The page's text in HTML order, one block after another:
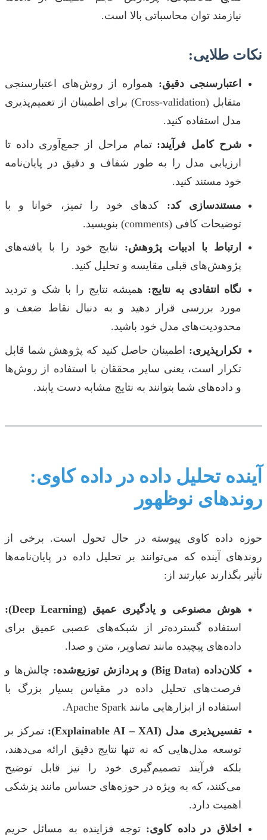
نیازمند توان محاسباتی بالا است.
نکات طلایی:
اعتبارسنجی دقیق: همواره از روش‌های اعتبارسنجی
متقابل (Cross-validation) برای اطمینان از تعمیم‌پذیری
مدل استفاده کنید.
شرح کامل فرآیند: تمام مراحل از جمع‌آوری داده تا
ارزیابی مدل را به طور شفاف و دقیق در پایان‌نامه
خود مستند کنید.
مستندسازی کد: کدهای خود را تمیز، خوانا و با
توضیحات کافی (comments) بنویسید.
ارتباط با ادبیات پژوهش: نتایج خود را با یافته‌های
پژوهش‌های قبلی مقایسه و تحلیل کنید.
نگاه انتقادی به نتایج: همیشه نتایج را با شک و تردید
مورد بررسی قرار دهید و به دنبال نقاط ضعف و
محدودیت‌های مدل خود باشید.
تکرارپذیری: اطمینان حاصل کنید که پژوهش شما قابل
تکرار است، یعنی سایر محققان با استفاده از روش‌ها
و داده‌های شما بتوانند به نتایج مشابه دست یابند.
آینده تحلیل داده در داده کاوی:
روندهای نوظهور
حوزه داده کاوی پیوسته در حال تحول است. برخی از
روندهای آینده که می‌توانند بر تحلیل داده در پایان‌نامه‌ها
تأثیر بگذارند عبارتند از:
هوش مصنوعی و یادگیری عمیق (Deep Learning):
استفاده گسترده‌تر از شبکه‌های عصبی عمیق برای
داده‌های پیچیده مانند تصاویر، متن و صدا.
کلان‌داده (Big Data) و پردازش توزیع‌شده:
چالش‌ها و
فرصت‌های تحلیل داده در مقیاس بسیار بزرگ با
استفاده از ابزارهایی مانند Apache Spark.
تفسیرپذیری مدل (Explainable AI – XAI):
تمرکز بر
توسعه مدل‌هایی که نه تنها نتایج دقیق ارائه می‌دهند،
بلکه فرآیند تصمیم‌گیری خود را نیز قابل توضیح
می‌کنند، که به ویژه در حوزه‌های حساس مانند پزشکی
اهمیت دارد.
اخلاق در داده کاوی: توجه فزاینده به مسائل حریم